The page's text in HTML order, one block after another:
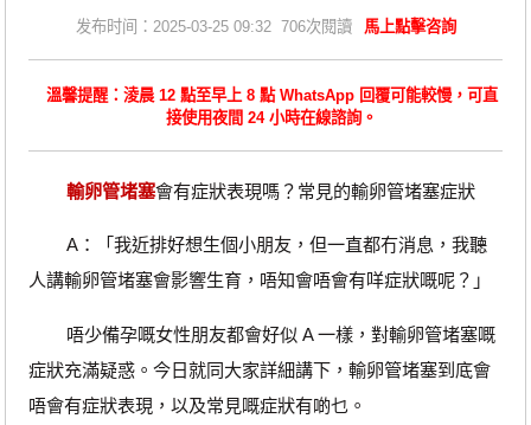
发布时间：2025-03-25 09:32 706次閱讀 馬上點擊咨詢
溫馨提醒：淩晨 12 點至早上 8 點 WhatsApp 回覆可能較慢，可直
接使用夜間 24 小時在線諮詢。
輸卵管堵塞會有症狀表現嗎？常見的輸卵管堵塞症狀
A：「我近排好想生個小朋友，但一直都冇消息，我聽
人講輸卵管堵塞會影響生育，唔知會唔會有咩症狀嘅呢？」
唔少備孕嘅女性朋友都會好似 A 一樣，對輸卵管堵塞嘅
症狀充滿疑惑。今日就同大家詳細講下，輸卵管堵塞到底會
唔會有症狀表現，以及常見嘅症狀有啲乜。